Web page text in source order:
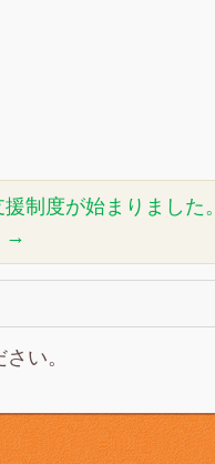
制度が始まりました。
→
い。